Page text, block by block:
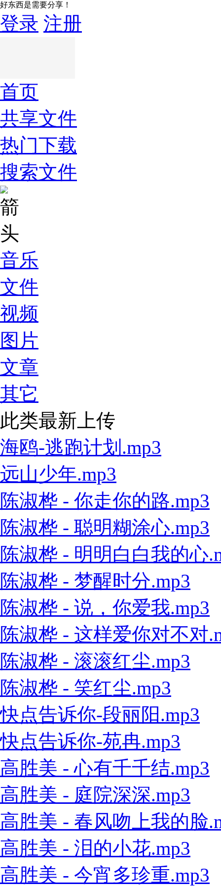
好东西是需要分享！
登录 注册
首页
共享文件
热门下载
搜索文件
音乐
文件
视频
图片
文章
其它
此类最新上传
海鸥-逃跑计划.mp3
远山少年.mp3
陈淑桦 - 你走你的路.mp3
陈淑桦 - 聪明糊涂心.mp3
陈淑桦 - 明明白白我的心
陈淑桦 - 梦醒时分.mp3
陈淑桦 - 说，你爱我.mp3
陈淑桦 - 这样爱你对不对
陈淑桦 - 滚滚红尘.mp3
陈淑桦 - 笑红尘.mp3
快点告诉你-段丽阳.mp3
快点告诉你-苑冉.mp3
高胜美 - 心有千千结.mp3
高胜美 - 庭院深深.mp3
高胜美 - 春风吻上我的脸
高胜美 - 泪的小花.mp3
高胜美 - 今宵多珍重.mp3